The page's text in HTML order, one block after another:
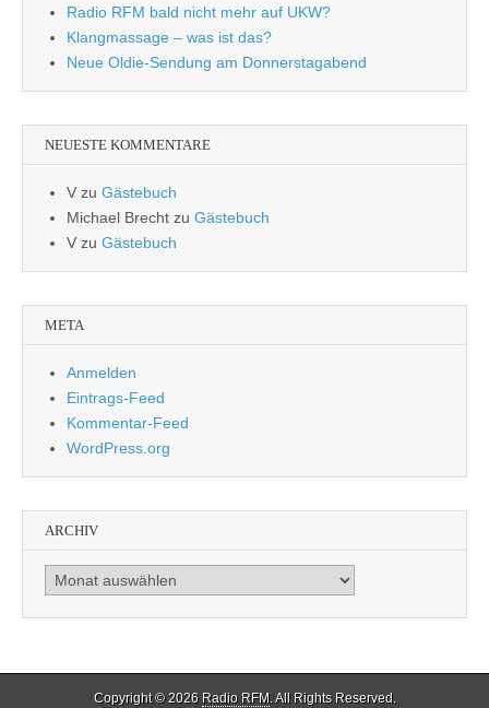
Radio RFM bald nicht mehr auf UKW?
Klangmassage – was ist das?
Neue Oldie-Sendung am Donnerstagabend
NEUESTE KOMMENTARE
V zu Gästebuch
Michael Brecht zu Gästebuch
Vzu Gästebuch
META
Anmelden
Eintrags-Feed
Kommentar-Feed
WordPress.org
ARCHIV
Archiv
Copyright © 2026 Radio RFM. All Rights Reserved.